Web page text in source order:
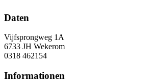
Daten
Vijfsprongweg 1A
6733 JH Wekerom
0318 462154
Informationen